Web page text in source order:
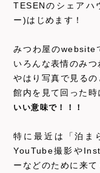
TESENのシェアハ
ー)はじめます！
みつわ屋のwebsite
いろんな表情のみ
やはり写真で見る
館内を見て回った時
いい意味で！！！
特に最近は「泊ま
YouTube撮影や
ーなどのために来